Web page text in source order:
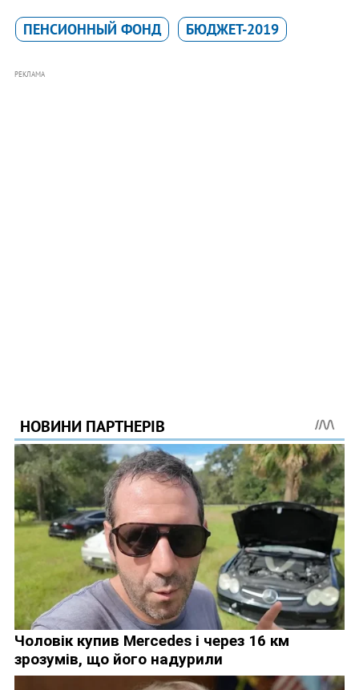
ПЕНСИОННЫЙ ФОНД БЮДЖЕТ-2019
РЕКЛАМА